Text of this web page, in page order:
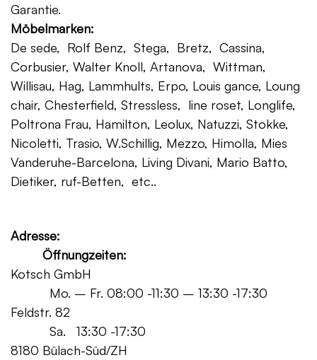
Garantie.
Möbelmarken:
De sede, Rolf Benz, Stega, Bretz, Cassina,
Corbusier, Walter Knoll, Artanova, Wittman,
Willisau, Hag, Lammhults, Erpo, Louis gance, Loung
chair, Chesterfield, Stressless, line roset, Longlife,
Poltrona Frau, Hamilton, Leolux, Natuzzi, Stokke,
Nicoletti, Trasio, W.Schillig, Mezzo, Himolla, Mies
Vanderuhe-Barcelona, Living Divani, Mario Batto,
Dietiker, ruf-Betten, etc..
Adresse:
Öffnungzeiten:
Kotsch GmbH
Mo. – Fr. 08:00 -11:30 – 13:30 -17:30
Feldstr. 82
Sa. 13:30 -17:30
8180 Bülach-Süd/ZH